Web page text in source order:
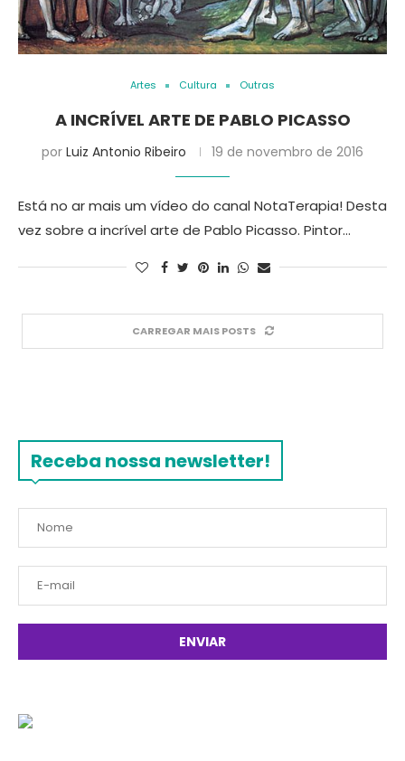
Artes Cultura Outras
A INCRÍVEL ARTE DE PABLO PICASSO
por Luiz Antonio Ribeiro 19 de novembro de 2016
Está no ar mais um vídeo do canal NotaTerapia! Desta
vez sobre a incrível arte de Pablo Picasso. Pintor…
CARREGAR MAIS POSTS
Receba nossa newsletter!